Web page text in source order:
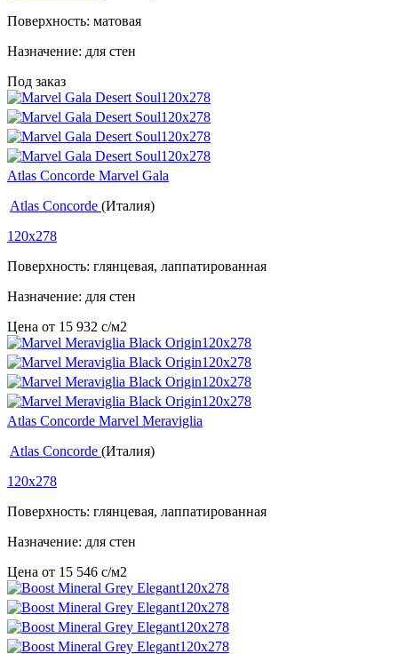
Поверхность: матовая
Назначение: для стен
Под заказ
Atlas Concorde Marvel Gala
Atlas Concorde (Италия)
120x278
Поверхность: глянцевая, лаппатированная
Назначение: для стен
Цена от 15 932 c/м2
Atlas Concorde Marvel Meraviglia
Atlas Concorde (Италия)
120x278
Поверхность: глянцевая, лаппатированная
Назначение: для стен
Цена от 15 546 c/м2